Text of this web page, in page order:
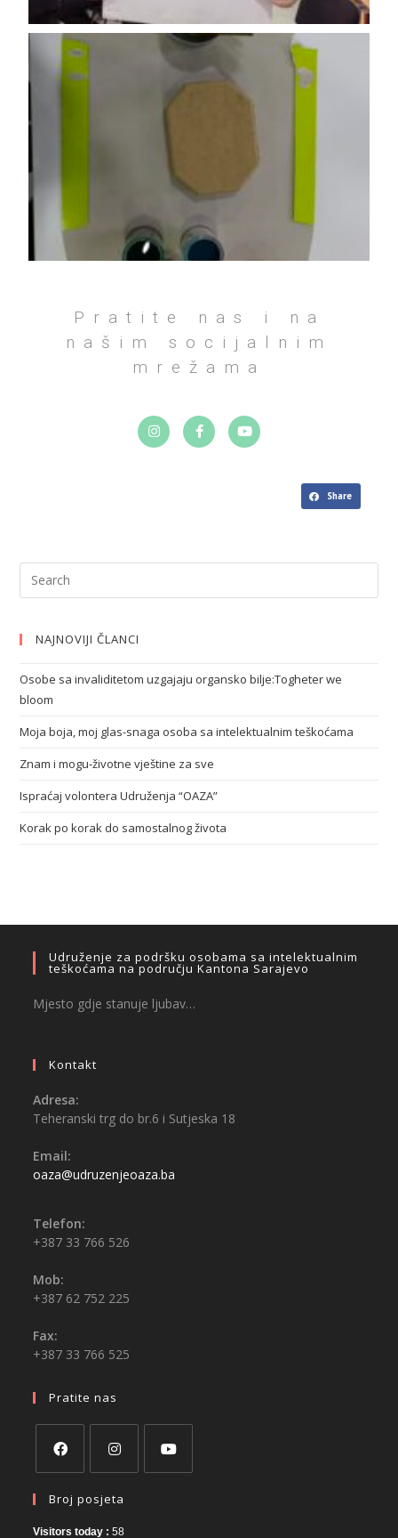
Pratite nas i na
našim socijalnim
mrežama
Share
NAJNOVIJI ČLANCI
Osobe sa invaliditetom uzgajaju organsko bilje:Togheter we
bloom
Moja boja, moj glas-snaga osoba sa intelektualnim teškoćama
Znam i mogu-životne vještine za sve
Ispraćaj volontera Udruženja “OAZA”
Korak po korak do samostalnog života
Udruženje za podršku osobama sa intelektualnim
teškoćama na području Kantona Sarajevo
Mjesto gdje stanuje ljubav…
Kontakt
Adresa:
Teheranski trg do br.6 i Sutjeska 18
Email:
oaza@udruzenjeoaza.ba
Telefon:
+387 33 766 526
Mob:
+387 62 752 225
Fax:
+387 33 766 525
Pratite nas
Broj posjeta
Visitors today :58